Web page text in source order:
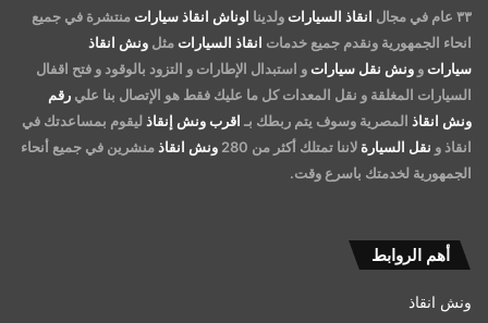
٣٣ عام في مجال
انقاذ السيارات ولدينا اوناش انقاذ سيارات منتشرة في جميع
انحاء الجمهورية ونقدم جميع خدمات انقاذ السيارات مثل ونش انقاذ
سيارات و ونش نقل سيارات و استبدال الإطارات و التزود بالوقود و فتح اقفال
السيارات المغلقة و نقل المعدات كل ما عليك فقط هو الإتصال بنا علي رقم
ونش انقاذ المصرية وسوف يتم ربطك بـ اقرب ونش إنقاذ ليقوم بمساعدتك في
انقاذ و نقل السيارة لاننا تمتلك أكثر من 280 ونش انقاذمنشرين في جميع أنحاء
الجمهورية لخدمتك باسرع وقت.
أهم الروابط
ونش انقاذ